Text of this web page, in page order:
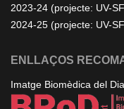
2023-24 (projecte: UV-
2024-25 (projecte: UV-
ENLLAÇOS
Imatge Biomèdica del